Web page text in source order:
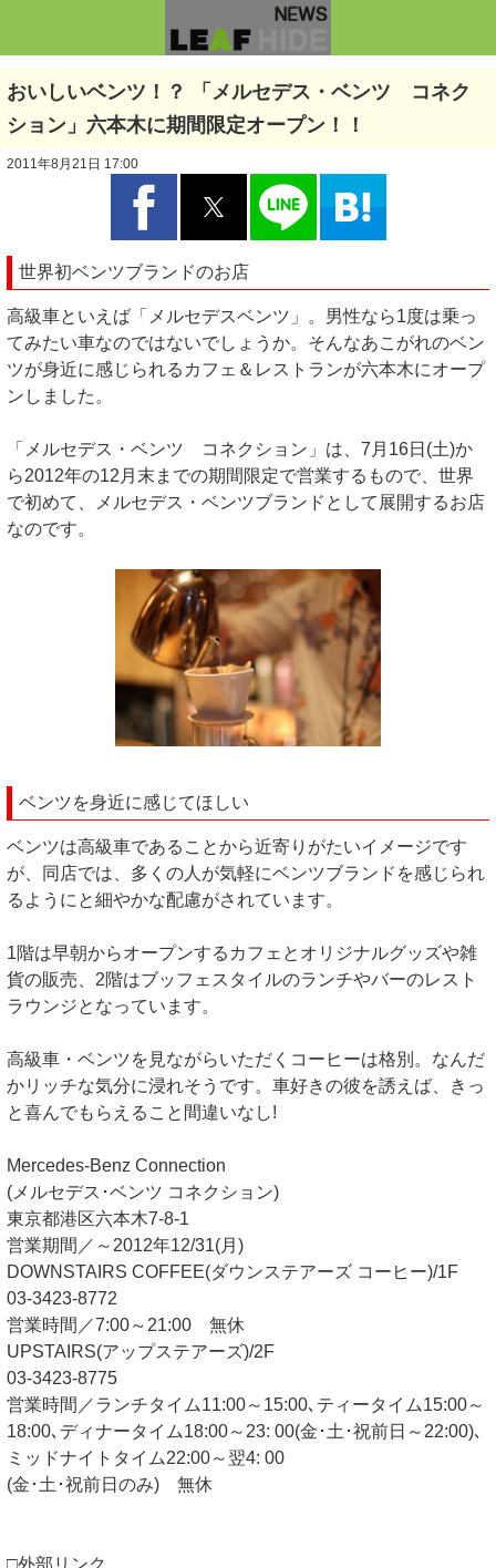
おいしいベンツ！？ 「メルセデス・ベンツ コネク
ション」六本木に期間限定オープン！！
2011年8月21日 17:00
世界初ベンツブランドのお店
高級車といえば「メルセデスベンツ」。男性なら1度は乗っ
てみたい車なのではないでしょうか。そんなあこがれのベン
ツが身近に感じられるカフェ＆レストランが六本木にオープ
ンしました。
「メルセデス・ベンツ コネクション」は、7月16日(土)か
ら2012年の12月末までの期間限定で営業するもので、世界
で初めて、メルセデス・ベンツブランドとして展開するお店
なのです。
ベンツを身近に感じてほしい
ベンツは高級車であることから近寄りがたいイメージです
が、同店では、多くの人が気軽にベンツブランドを感じられ
るようにと細やかな配慮がされています。
1階は早朝からオープンするカフェとオリジナルグッズや雑
貨の販売、2階はブッフェスタイルのランチやバーのレスト
ラウンジとなっています。
高級車・ベンツを見ながらいただくコーヒーは格別。なんだ
かリッチな気分に浸れそうです。車好きの彼を誘えば、きっ
と喜んでもらえること間違いなし!
Mercedes-Benz Connection
(メルセデス･ベンツ コネクション)
東京都港区六本木7-8-1
営業期間／～2012年12/31(月)
DOWNSTAIRS COFFEE(ダウンステアーズ コーヒー)/1F
03-3423-8772
営業時間／7:00～21:00 無休
UPSTAIRS(アップステアーズ)/2F
03-3423-8775
営業時間／ランチタイム11:00～15:00､ティータイム15:00～
18:00､ディナータイム18:00～23: 00(金･土･祝前日～22:00)､
ミッドナイトタイム22:00～翌4: 00
(金･土･祝前日のみ) 無休
□外部リンク